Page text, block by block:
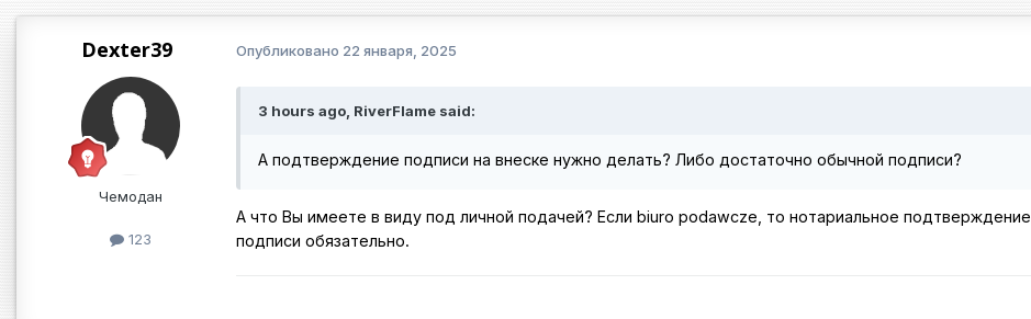
Dexter39
Чемодан
123
Опубликовано 22 января, 2025
3 hours ago, RiverFlame said:
А подтверждение подписи на внеске нужно делать? Либо достаточно обычной подписи?
А что Вы имеете в виду под личной подачей? Если biuro podawcze, то нотариальное подтверждение
подписи обязательно.